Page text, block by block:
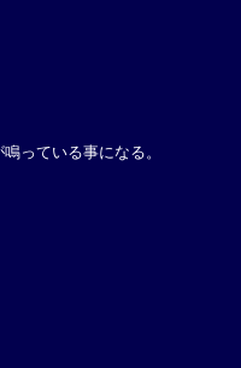
っている事になる。